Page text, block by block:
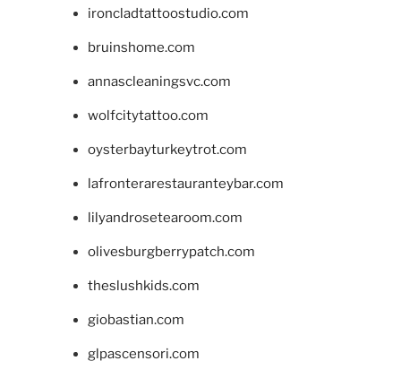
ironcladtattoostudio.com
bruinshome.com
annascleaningsvc.com
wolfcitytattoo.com
oysterbayturkeytrot.com
lafronterarestauranteybar.com
lilyandrosetearoom.com
olivesburgberrypatch.com
theslushkids.com
giobastian.com
glpascensori.com